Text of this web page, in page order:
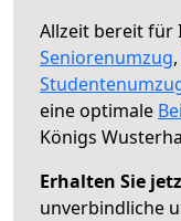
Allzeit bereit für
Seniorenumzug,
eine optimale
Königs
Erhalten Sie
unverbindliche